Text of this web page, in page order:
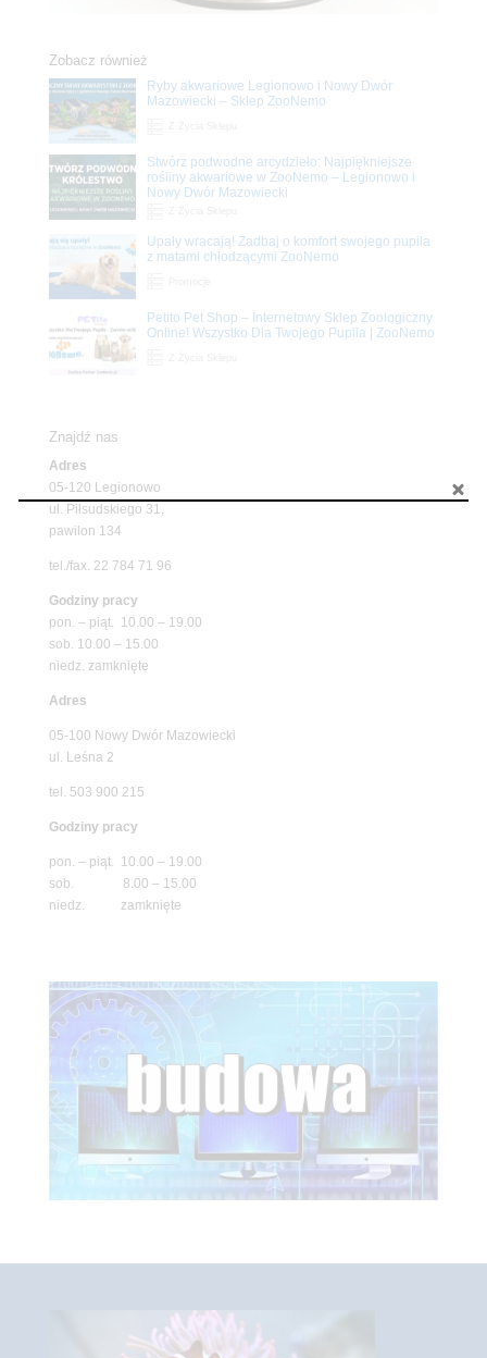
Zobacz również
Ryby akwariowe Legionowo i Nowy Dwór
Mazowiecki – Sklep ZooNemo
Stwórz podwodne arcydzieło: Najpiękniejsze
rośliny akwariowe w ZooNemo – Legionowo i
Nowy Dwór Mazowiecki
Upały wracają! Zadbaj o komfort swojego pupila
z matami chłodzącymi ZooNemo
Petito Pet Shop – Internetowy Sklep Zoologiczny
Online! Wszystko Dla Twojego Pupila | ZooNemo
Znajdź nas
Adres
05-120 Legionowo
ul. Piłsudskiego 31,
pawilon 134
tel./fax. 22 784 71 96
Godziny pracy
pon. – piąt. 10.00 – 19.00
sob. 10.00 – 15.00
niedz. zamknięte
Adres
05-100 Nowy Dwór Mazowiecki
ul. Leśna 2
tel. 503 900 215
Godziny pracy
pon. – piąt. 10.00 – 19.00
sob. 8.00 – 15.00
niedz. zamknięte